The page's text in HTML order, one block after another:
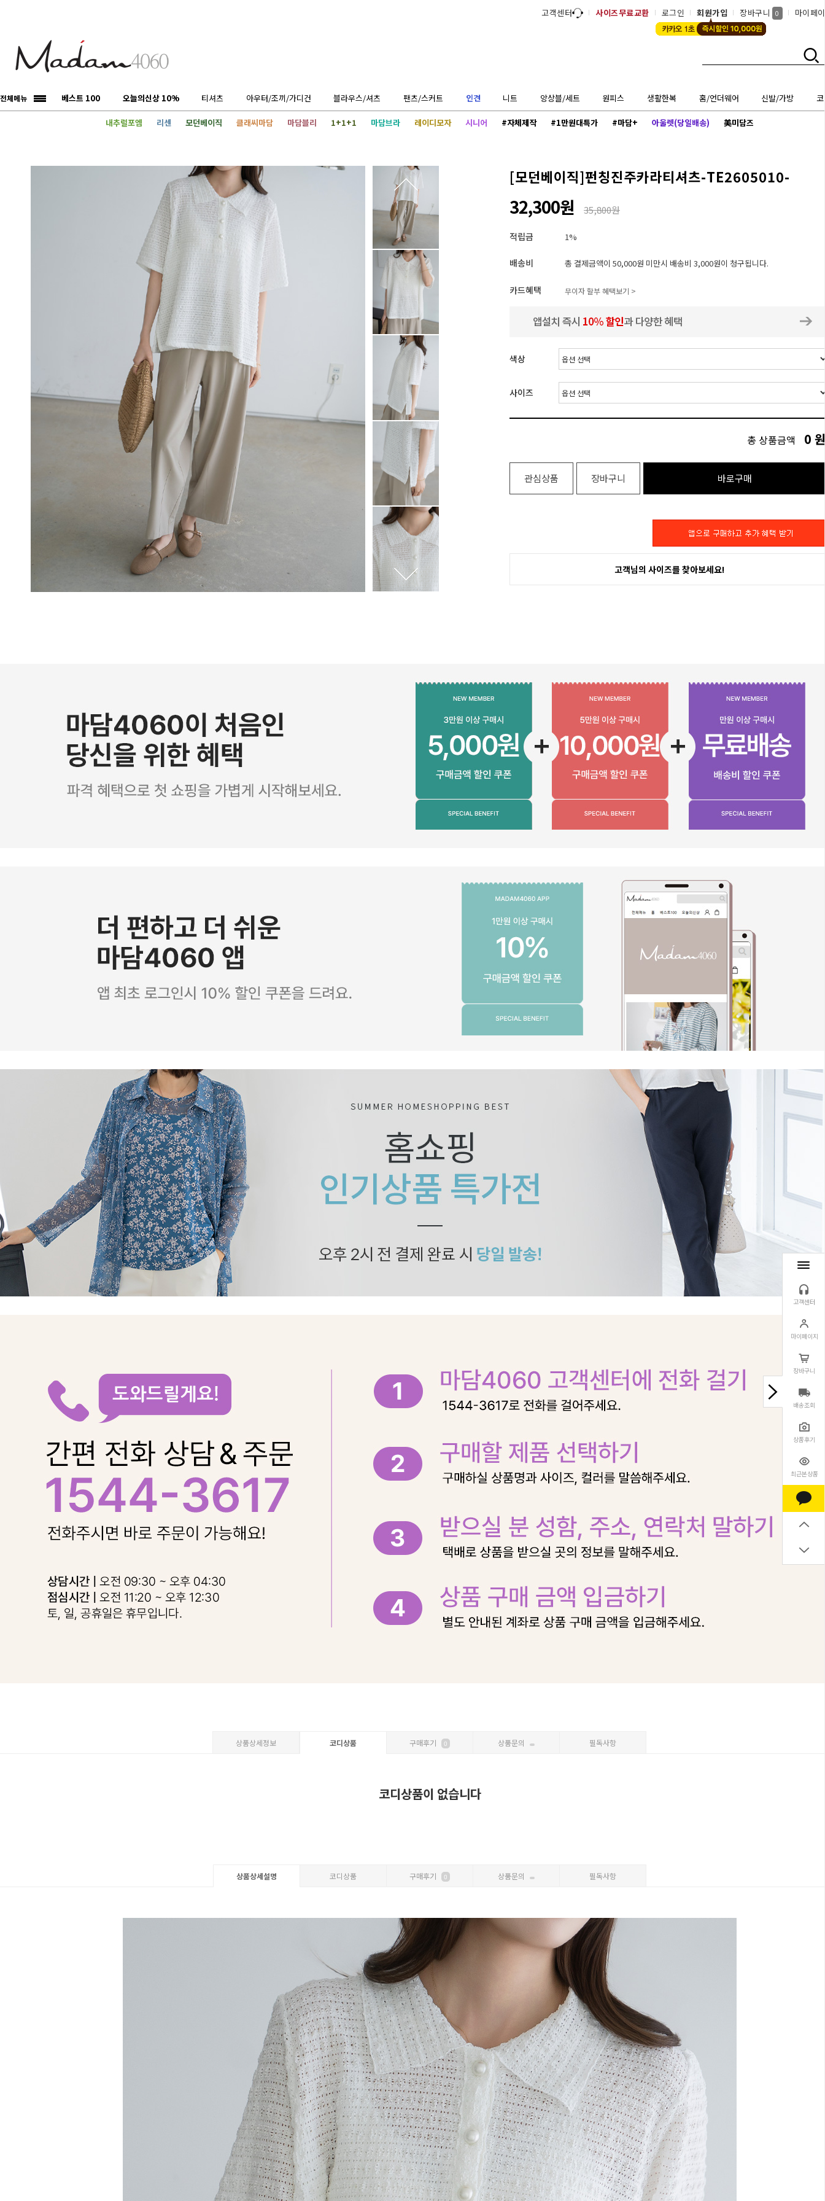
고객센터
마이페이지
장바구니
배송조회
상품후기
최근본상품
고객센터 사이즈무료교환 로그인 회원가입 장바구니 0 마이페
전체메뉴 베스트 100 오늘의신상 10% 티셔츠 아우터/조끼/가디건 블라우스/셔츠 팬츠/스커트 인견 니트 앙상블/세트 원피스 생활한복 홈/언더웨어 신발/가방
내추럴포엠 리센 모던베이직 클래씨마담 마담블리 1+1+1 마담브라 레이디모자 시니어 #자체제작 #1만원대특가 #마담+ 아울렛(당일배송) 美미담즈
[모던베이직]펀칭진주카라티셔츠-TE2605010-
32,300원 35,800원
적립금 1%
배송비 총 결제금액이 50,000원 미만시 배송비 3,000원이 청구됩니다.
카드혜택 무이자 할부 혜택보기 >
색상
사이즈
총 상품금액 0 원
관심상품 장바구니 바로구매
고객님의 사이즈를 찾아보세요!
상품상세정보 코디상품 구매후기 0 상품문의 필독사항
코디상품이 없습니다
상품상세설명 코디상품 구매후기 0 상품문의 필독사항